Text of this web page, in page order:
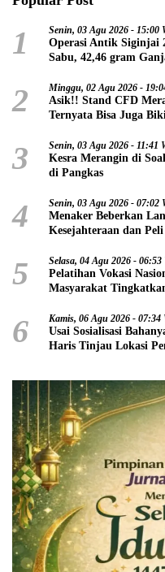
1 Senin, 03 Agu 2026 - 15:00
Operasi Antik Siginjai
Sabu, 42,46 gram
2 Minggu, 02 Agu 2026 -
Asik!! Stand CFD
Ternyata Bisa Juga
3 Senin, 03 Agu 2026 - 11:41
Kesra Merangin di
di Pangkas
4 Senin, 03 Agu 2026 - 07:02
Menaker Beberkan
Kesejahteraan dan
5 Selasa, 04 Agu 2026 -
Pelatihan Vokasi
Masyarakat
6 Kamis, 06 Agu 2026 -
Usai Sosialisasi
Haris Tinjau Lokasi